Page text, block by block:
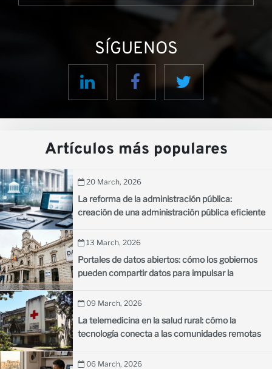
SÍGUENOS
Artículos más populares
20 March, 2026
La reforma de la administración pública:
creación de una administración pública eficiente
13 March, 2026
Portales de datos abiertos: cómo los gobiernos
pueden compartir datos para impulsar la
09 March, 2026
La telemedicina en la salud rural: cómo la
tecnología conecta a las comunidades remotas
06 March, 2026